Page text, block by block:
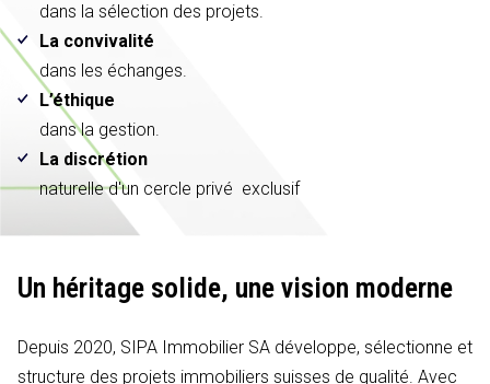
dans la sélection des projets.
La convivalité
dans les échanges.
L’éthique
dans la gestion.
La discrétion
naturelle d'un cercle privé exclusif
Un héritage solide, une vision moderne
Depuis 2020, SIPA Immobilier SA développe, sélectionne et
structure des projets immobiliers suisses de qualité. Avec